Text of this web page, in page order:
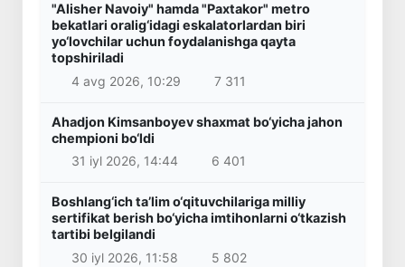
"Alisher Navoiy" hamda "Paxtakor" metro
bekatlari oralig‘idagi eskalatorlardan biri
yo‘lovchilar uchun foydalanishga qayta
topshiriladi
4 avg 2026, 10:29
7 311
Ahadjon Kimsanboyev shaxmat bo‘yicha jahon
chempioni bo‘ldi
31 iyl 2026, 14:44
6 401
Boshlang‘ich ta’lim o‘qituvchilariga milliy
sertifikat berish bo‘yicha imtihonlarni o‘tkazish
tartibi belgilandi
30 iyl 2026, 11:58
5 802